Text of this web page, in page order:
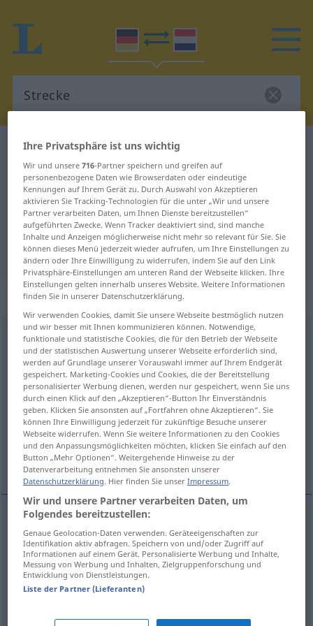
Deutsch-Niederländisch Wörterbuch
Deutsch-Niederländisch
Übersetzung für "Strecke"
"Strecke" Niederländisch
Übersetzung
„Strecke“: Femininum, weiblich
Streckef
Übersicht aller Übersetzungen
(Für mehr Details die Übersetzung anklicken/antippen)
afstand, mijngang, traject, route, eind weegs,
baanvak
lijn
(het)traject,route, (het)eindweegs Strecke
afstand Strecke Entfernunga. SPORT
Ihre Privatsphäre ist uns wichtig
Wir und unsere716-Partner speichern und greifen auf
personenbezogene Daten wie Browserdaten oder eindeutige
Kennungen auf Ihrem Gerät zu. Durch Auswahl von Akzeptieren
aktivieren Sie Tracking-Technologien für die unter „Wir und unsere
Partner verarbeiten Daten, um Ihnen Dienste bereitzustellen“
aufgeführten Zwecke. Wenn Tracker deaktiviert sind, sind manche
Inhalte und Anzeigen möglicherweise nicht mehr so relevant für Sie. Sie
können dieses Menü jederzeit wieder aufrufen, um Ihre Einstellungen zu
ändern oder Ihre Einwilligung zu widerrufen, indem Sie auf den Link
Privatsphäre-Einstellungen am unteren Rand der Webseite klicken. Ihre
Einstellungen gelten innerhalb unseres Website. Weitere Informationen
finden Sie in unserer Datenschutzerklärung.
Wir verwenden Cookies, damit Sie unsere Webseite bestmöglich nutzen
und wir besser mit Ihnen kommunizieren können. Notwendige,
funktionale und statistische Cookies, die für den Betrieb der Webseite
und der statistischen Auswertung unserer Webseite erforderlich sind,
werden auf Grundlage unserer Vorauswahl immer auf Ihrem Endgerät
gespeichert. Marketing-Cookies und Cookies, die der Bereitstellung
personalisierter Werbung dienen, werden nur gespeichert, wenn Sie uns
durch einen Klick auf den „Akzeptieren“-Button Ihr Einverständnis
geben. Klicken Sie ansonsten auf „Fortfahren ohne Akzeptieren“. Sie
können Ihre Einwilligung jederzeit für zukünftige Besuche unserer
Webseite widerrufen. Wenn Sie weitere Informationen zu den Cookies
und den Anpassungsmöglichkeiten möchten, klicken Sie einfach auf den
Button „Mehr Optionen“. Weitergehende Hinweise zu der
Datenverarbeitung entnehmen Sie ansonsten unserer
Datenschutzerklärung. Hier finden Sie unserImpressum.
Wir und unsere Partner verarbeiten Daten, um
Folgendes bereitzustellen:
Genaue Geolocation-Daten verwenden. Geräteeigenschaften zur
Identifikation aktiv abfragen. Speichern von und/oder Zugriff auf
Informationen auf einem Gerät. Personalisierte Werbung und Inhalte,
Messung von Werbung und Inhalten, Zielgruppenforschung und
Entwicklung von Dienstleistungen.
Liste der Partner (Lieferanten)